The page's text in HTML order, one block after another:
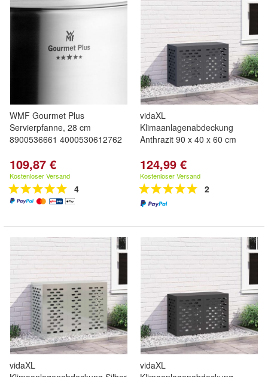
WMF Gourmet Plus
Servierpfanne, 28 cm
8900536661 4000530612762
109,87 €
Kostenloser Versand
4
vidaXL
Klimaanlagenabdeckung
Anthrazit 90 x 40 x 60 cm
124,99 €
Kostenloser Versand
2
vidaXL
vidaXL